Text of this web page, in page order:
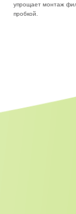
упрощает монтаж
пробкой.